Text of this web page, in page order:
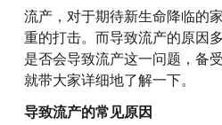
流产，对于期待新生命降临的
重的打击。而导致流产的原因
是否会导致流产这一问题，备
就带大家详细地了解一下。
导致流产的常见原因